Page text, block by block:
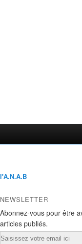
l'A.N.A.B
NEWSLETTER
Abonnez-vous pour être
articles publiés.
Email